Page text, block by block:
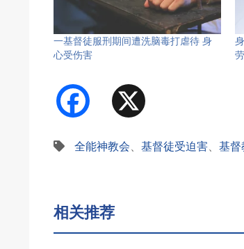
一基督徒服刑期间遭洗脑毒打虐待 身
心受伤害
Facebook
全能神教会、 基督徒受迫害、 基督
相关推荐